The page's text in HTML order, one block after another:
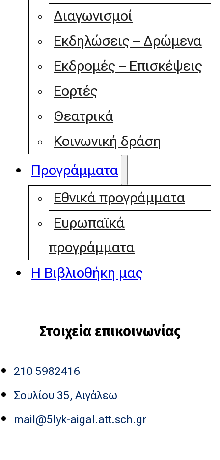
Διαγωνισμοί
Εκδηλώσεις – Δρώμενα
Εκδρομές – Επισκέψεις
Εορτές
Θεατρικά
Κοινωνική δράση
Προγράμματα
Εθνικά προγράμματα
Ευρωπαϊκά
προγράμματα
Η Βιβλιοθήκη μας
Στοιχεία επικοινωνίας
210 5982416
Σουλίου 35, Αιγάλεω
mail@5lyk-aigal.att.sch.gr